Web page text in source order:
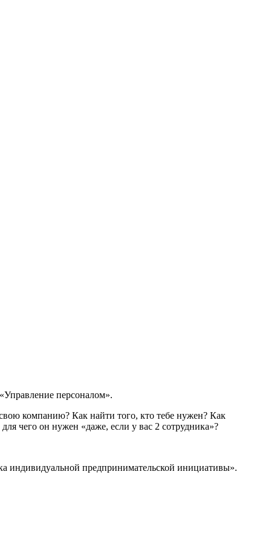
персоналом».
компанию? Как найти того, кто тебе нужен? Как
чего он нужен «даже, если у вас 2 сотрудника»?
индивидуальной предпринимательской инициативы».